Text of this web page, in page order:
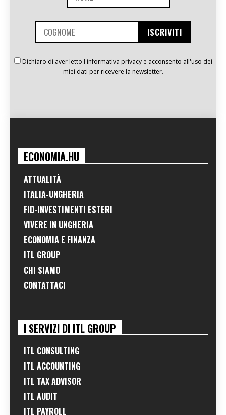
Dichiaro di aver letto l'informativa privacy e acconsento all'uso dei
miei dati per ricevere la newsletter.
ECONOMIA.HU
ATTUALITÀ
ITALIA-UNGHERIA
FID-INVESTIMENTI ESTERI
VIVERE IN UNGHERIA
ECONOMIA E FINANZA
ITL GROUP
CHI SIAMO
CONTATTACI
I SERVIZI DI ITL GROUP
ITL CONSULTING
ITL ACCOUNTING
ITL TAX ADVISOR
ITL AUDIT
ITL PAYROLL